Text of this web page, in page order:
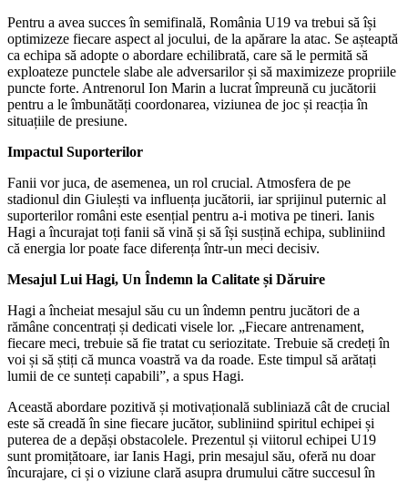
Pentru a avea succes în semifinală, România U19 va trebui să își
optimizeze fiecare aspect al jocului, de la apărare la atac. Se așteaptă
ca echipa să adopte o abordare echilibrată, care să le permită să
exploateze punctele slabe ale adversarilor și să maximizeze propriile
puncte forte. Antrenorul Ion Marin a lucrat împreună cu jucătorii
pentru a le îmbunătăți coordonarea, viziunea de joc și reacția în
situațiile de presiune.
Impactul Suporterilor
Fanii vor juca, de asemenea, un rol crucial. Atmosfera de pe
stadionul din Giulești va influența jucătorii, iar sprijinul puternic al
suporterilor români este esențial pentru a-i motiva pe tineri. Ianis
Hagi a încurajat toți fanii să vină și să își susțină echipa, subliniind
că energia lor poate face diferența într-un meci decisiv.
Mesajul Lui Hagi, Un Îndemn la Calitate și Dăruire
Hagi a încheiat mesajul său cu un îndemn pentru jucători de a
rămâne concentrați și dedicati visele lor. „Fiecare antrenament,
fiecare meci, trebuie să fie tratat cu seriozitate. Trebuie să credeți în
voi și să știți că munca voastră va da roade. Este timpul să arătați
lumii de ce sunteți capabili”, a spus Hagi.
Această abordare pozitivă și motivațională subliniază cât de crucial
este să creadă în sine fiecare jucător, subliniind spiritul echipei și
puterea de a depăși obstacolele. Prezentul și viitorul echipei U19
sunt promițătoare, iar Ianis Hagi, prin mesajul său, oferă nu doar
încurajare, ci și o viziune clară asupra drumului către succesul în